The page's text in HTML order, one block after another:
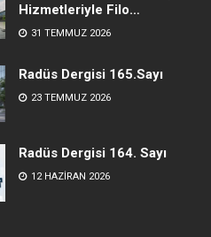
Hizmetleriyle Filo
Yönetiminde Yeni Dönem
31 TEMMUZ 2026
Radüs Dergisi 165.Sayı
23 TEMMUZ 2026
Radüs Dergisi 164. Sayı
12 HAZIRAN 2026